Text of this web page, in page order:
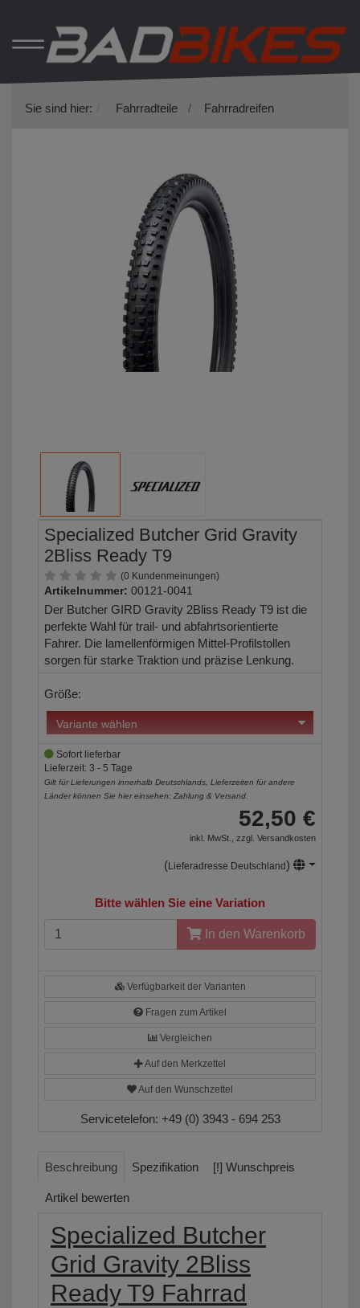
Sie sind hier: Fahrradteile Fahrradreifen
Specialized Butcher Grid Gravity
2Bliss Ready T9
(0 Kundenmeinungen)
Artikelnummer: 00121-0041
Der Butcher GIRD Gravity 2Bliss Ready T9 ist die
perfekte Wahl für trail- und abfahrtsorientierte
Fahrer. Die lamellenförmigen Mittel-Profilstollen
sorgen für starke Traktion und präzise Lenkung.
Größe:
Sofort lieferbar
Lieferzeit: 3 - 5 Tage
Gilt für Lieferungen innerhalb Deutschlands, Lieferzeiten für andere
Länder können Sie hier einsehen: Zahlung & Versand
52,50 €
inkl. MwSt., zzgl. Versandkosten
(Lieferadresse Deutschland)
Bitte wählen Sie eine Variation
In den Warenkorb
Verfügbarkeit der Varianten
Fragen zum Artikel
Vergleichen
Auf den Merkzettel
Auf den Wunschzettel
Servicetelefon: +49 (0) 3943 - 694 253
Beschreibung Spezifikation [!] Wunschpreis
Artikel bewerten
Specialized Butcher
Grid Gravity 2Bliss
Ready T9 Fahrrad